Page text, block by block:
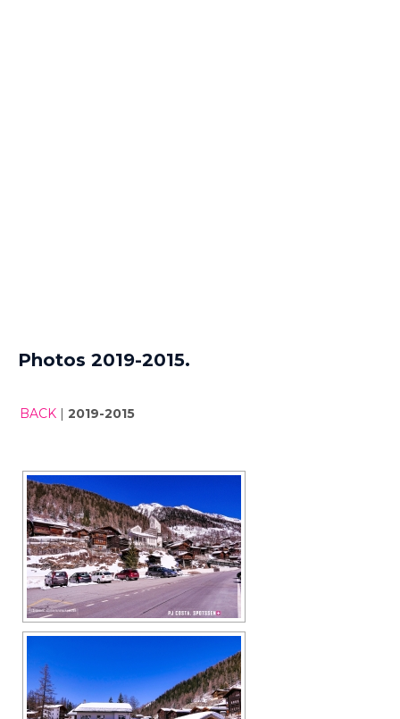
Photos 2019-2015.
BACK |2019-2015